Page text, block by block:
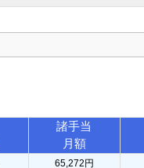
諸手当
月額
65,272円